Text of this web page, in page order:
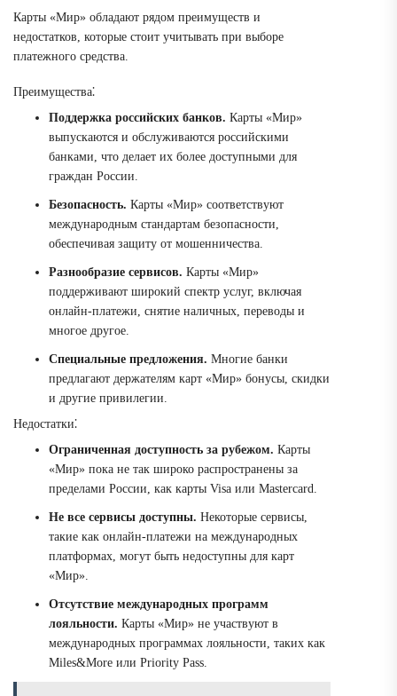
Карты «Мир» обладают рядом преимуществ и
недостатков, которые стоит учитывать при выборе
платежного средства.
Преимущества⁚
Поддержка российских банков. Карты «Мир»
выпускаются и обслуживаются российскими
банками, что делает их более доступными для
граждан России.
Безопасность. Карты «Мир» соответствуют
международным стандартам безопасности,
обеспечивая защиту от мошенничества.
Разнообразие сервисов. Карты «Мир»
поддерживают широкий спектр услуг, включая
онлайн-платежи, снятие наличных, переводы и
многое другое.
Специальные предложения. Многие банки
предлагают держателям карт «Мир» бонусы, скидки
и другие привилегии.
Недостатки⁚
Ограниченная доступность за рубежом. Карты
«Мир» пока не так широко распространены за
пределами России, как карты Visa или Mastercard.
Не все сервисы доступны. Некоторые сервисы,
такие как онлайн-платежи на международных
платформах, могут быть недоступны для карт
«Мир».
Отсутствие международных программ
лояльности. Карты «Мир» не участвуют в
международных программах лояльности, таких как
Miles&More или Priority Pass.